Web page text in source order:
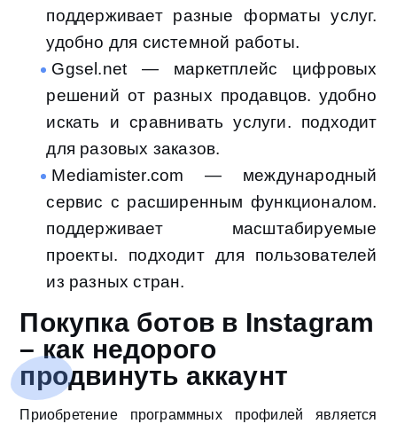
поддерживает разные форматы услуг.
удобно для системной работы.
Ggsel.net — маркетплейс цифровых
решений от разных продавцов. удобно
искать и сравнивать услуги. подходит
для разовых заказов.
Mediamister.com — международный
сервис с расширенным функционалом.
поддерживает масштабируемые
проекты. подходит для пользователей
из разных стран.
Покупка ботов в Instagram
– как недорого
продвинуть аккаунт
Приобретение программных профилей является